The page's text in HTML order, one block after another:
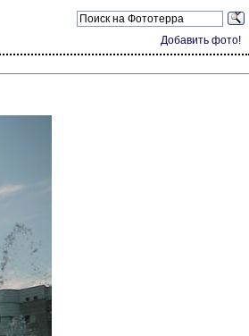
Добавить фото!